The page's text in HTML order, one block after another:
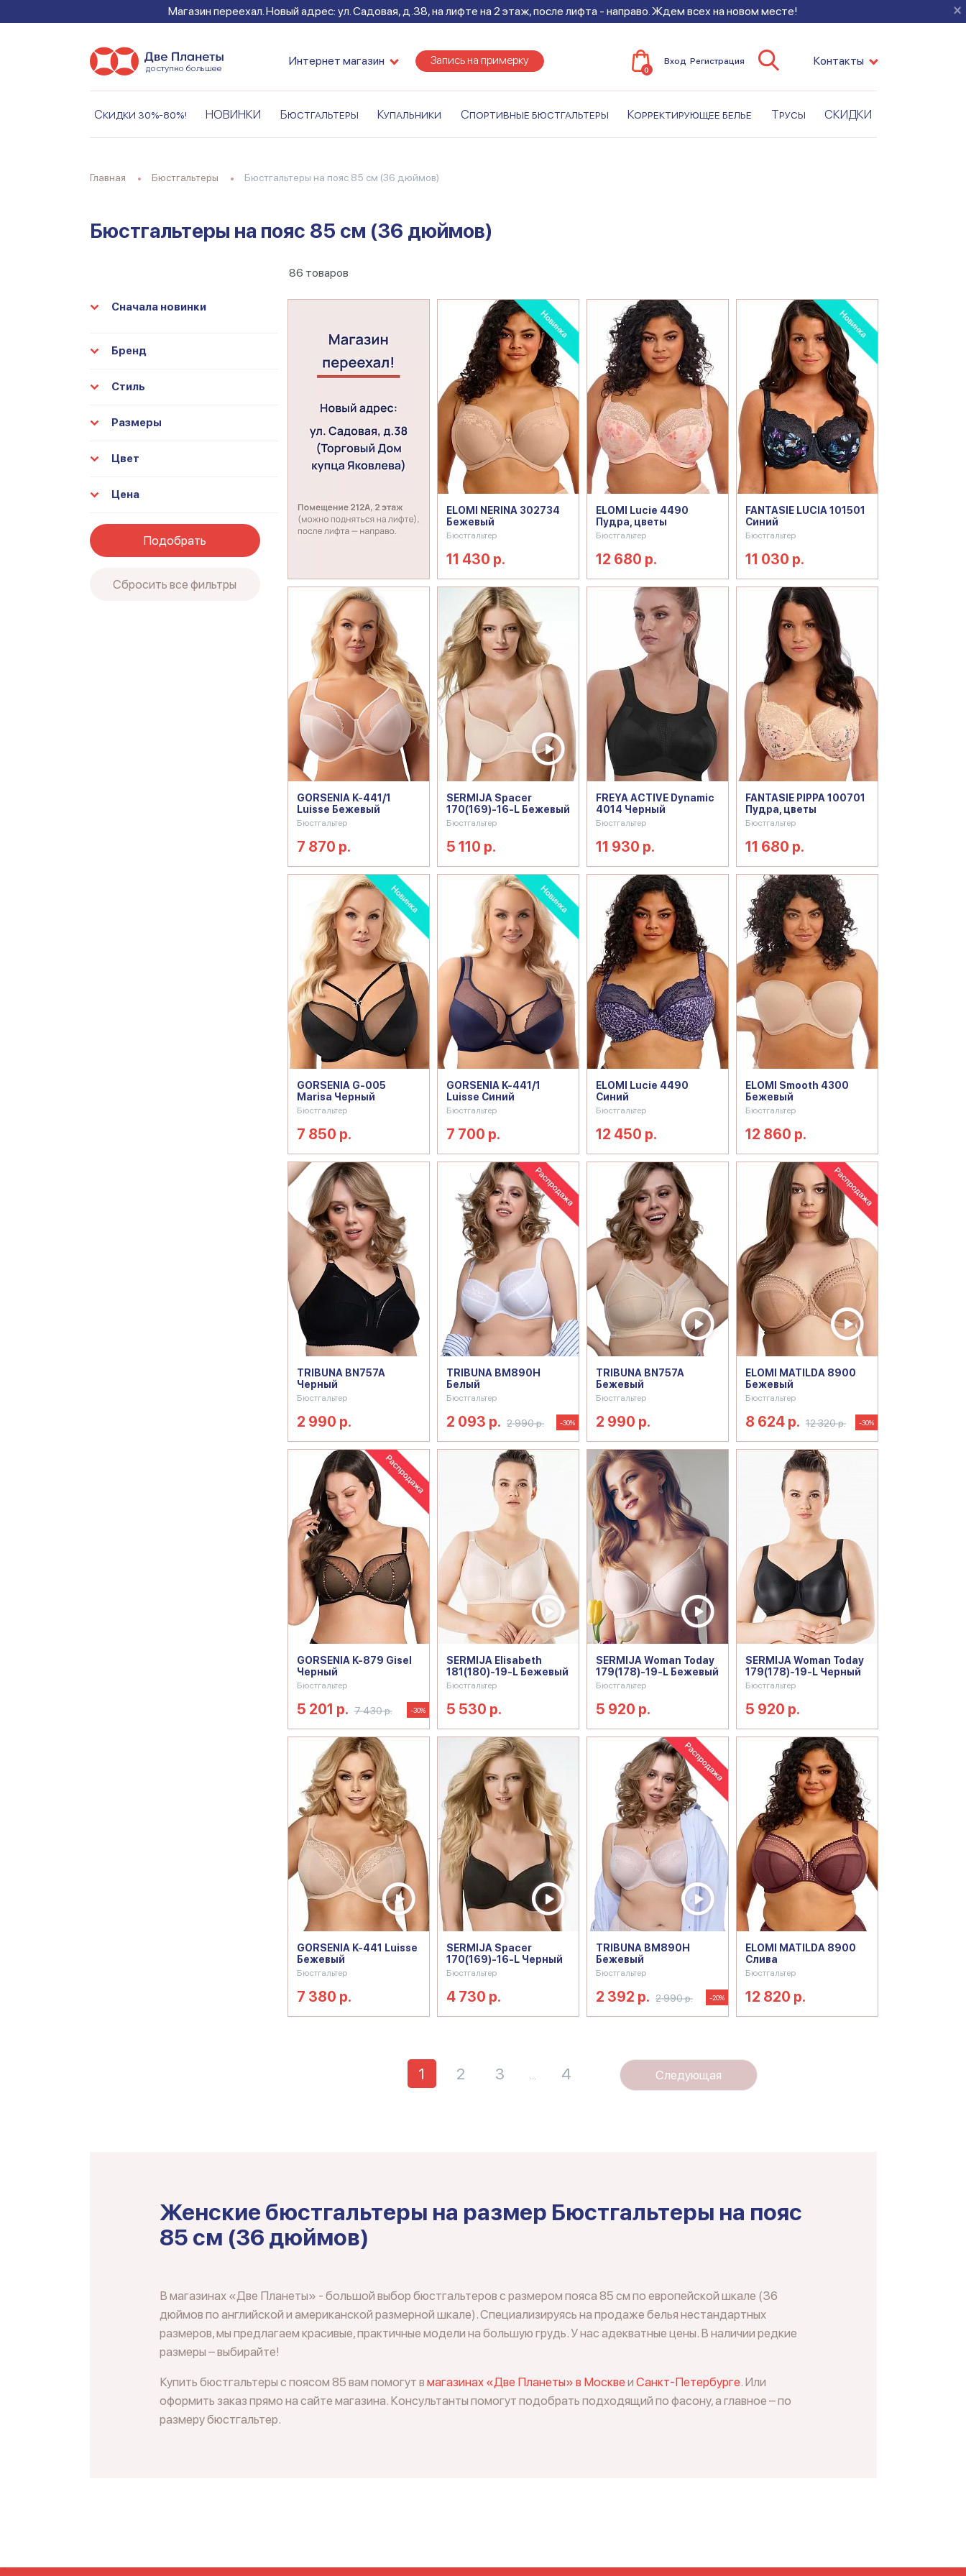
×
Магазин переехал. Новый адрес: ул. Садовая, д.38, на лифте на 2 этаж, после лифта - направо. Ждем всех на новом месте!
Интернет магазин Запись на примерку
0
Вход Регистрация Контакты
Скидки 30%-80%! НОВИНКИ Бюстгальтеры Купальники Спортивные бюстгальтеры Корректирующее белье Трусы СКИДКИ
Главная Бюстгальтеры Бюстгальтеры на пояс 85 см (36 дюймов)
Бюстгальтеры на пояс 85 см (36 дюймов)
Сначала новинки
Бренд
Стиль
Размеры
Цвет
Цена
Подобрать
Сбросить все фильтры
86 товаров
ELOMI NERINA 302734
Бежевый
Бюстгальтер
11 430 р.
ELOMI Lucie 4490
Пудра, цветы
Бюстгальтер
12 680 р.
FANTASIE LUCIA 101501
Синий
Бюстгальтер
11 030 р.
GORSENIA K-441/1
Luisse Бежевый
Бюстгальтер
7 870 р.
SERMIJA Spacer
170(169)-16-L Бежевый
Бюстгальтер
5 110 р.
FREYA ACTIVE Dynamic
4014 Черный
Бюстгальтер
11 930 р.
FANTASIE PIPPA 100701
Пудра, цветы
Бюстгальтер
11 680 р.
GORSENIA G-005
Marisa Черный
Бюстгальтер
7 850 р.
GORSENIA K-441/1
Luisse Синий
Бюстгальтер
7 700 р.
ELOMI Lucie 4490
Синий
Бюстгальтер
12 450 р.
ELOMI Smooth 4300
Бежевый
Бюстгальтер
12 860 р.
TRIBUNA BN757A
Черный
Бюстгальтер
2 990 р.
TRIBUNA BM890H
Белый
Бюстгальтер
2 093 р. 2 990 р. -30%
TRIBUNA BN757A
Бежевый
Бюстгальтер
2 990 р.
ELOMI MATILDA 8900
Бежевый
Бюстгальтер
8 624 р. 12 320 р. -30%
GORSENIA K-879 Gisel
Черный
Бюстгальтер
5 201 р. 7 430 р. -30%
SERMIJA Elisabeth
181(180)-19-L Бежевый
Бюстгальтер
5 530 р.
SERMIJA Woman Today
179(178)-19-L Бежевый
Бюстгальтер
5 920 р.
SERMIJA Woman Today
179(178)-19-L Черный
Бюстгальтер
5 920 р.
GORSENIA K-441 Luisse
Бежевый
Бюстгальтер
7 380 р.
SERMIJA Spacer
170(169)-16-L Черный
Бюстгальтер
4 730 р.
TRIBUNA BM890H
Бежевый
Бюстгальтер
2 392 р. 2 990 р. -20%
ELOMI MATILDA 8900
Слива
Бюстгальтер
12 820 р.
1 2 3 ... 4 Следующая
Женские бюстгальтеры на размер Бюстгальтеры на пояс
85 см (36 дюймов)
В магазинах «Две Планеты» - большой выбор бюстгальтеров с размером пояса 85 см по европейской шкале (36
дюймов по английской и американской размерной шкале). Специализируясь на продаже белья нестандартных
размеров, мы предлагаем красивые, практичные модели на большую грудь. У нас адекватные цены. В наличии редкие
размеры – выбирайте!
Купить бюстгальтеры с поясом 85 вам помогут в магазинах «Две Планеты» в Москве и Санкт-Петербурге. Или
оформить заказ прямо на сайте магазина. Консультанты помогут подобрать подходящий по фасону, а главное – по
размеру бюстгальтер.